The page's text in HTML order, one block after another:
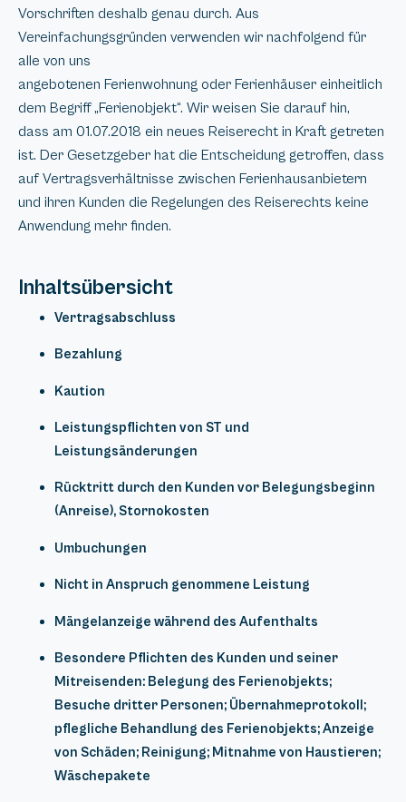
Vorschriften deshalb genau durch. Aus
Vereinfachungsgründen verwenden wir nachfolgend für
alle von uns
angebotenen Ferienwohnung oder Ferienhäuser einheitlich
dem Begriff „Ferienobjekt“. Wir weisen Sie darauf hin,
dass am 01.07.2018 ein neues Reiserecht in Kraft getreten
ist. Der Gesetzgeber hat die Entscheidung getroffen, dass
auf Vertragsverhältnisse zwischen Ferienhausanbietern
und ihren Kunden die Regelungen des Reiserechts keine
Anwendung mehr finden.
Inhaltsübersicht
Vertragsabschluss
Bezahlung
Kaution
Leistungspflichten von ST und
Leistungsänderungen
Rücktritt durch den Kunden vor Belegungsbeginn
(Anreise), Stornokosten
Umbuchungen
Nicht in Anspruch genommene Leistung
Mängelanzeige während des Aufenthalts
Besondere Pflichten des Kunden und seiner
Mitreisenden: Belegung des Ferienobjekts;
Besuche dritter Personen; Übernahmeprotokoll;
pflegliche Behandlung des Ferienobjekts; Anzeige
von Schäden; Reinigung; Mitnahme von Haustieren;
Wäschepakete